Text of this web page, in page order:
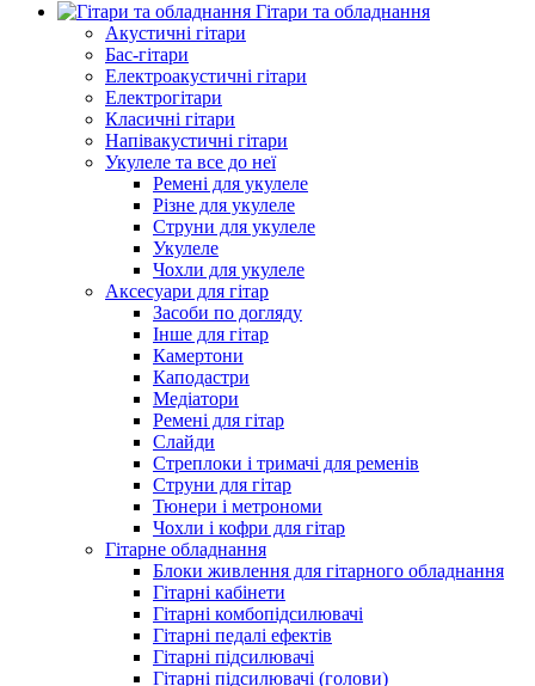
Гітари та обладнання
Акустичні гітари
Бас-гітари
Електроакустичні гітари
Електрогітари
Класичні гітари
Напівакустичні гітари
Укулеле та все до неї
Ремені для укулеле
Різне для укулеле
Струни для укулеле
Укулеле
Чохли для укулеле
Аксесуари для гітар
Засоби по догляду
Інше для гітар
Камертони
Каподастри
Медіатори
Ремені для гітар
Слайди
Стреплоки і тримачі для ременів
Струни для гітар
Тюнери і метрономи
Чохли і кофри для гітар
Гітарне обладнання
Блоки живлення для гітарного обладнання
Гітарні кабінети
Гітарні комбопідсилювачі
Гітарні педалі ефектів
Гітарні підсилювачі
Гітарні підсилювачі (голови)